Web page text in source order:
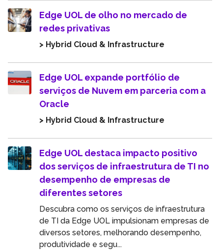
Edge UOL de olho no mercado de
redes privativas
> Hybrid Cloud & Infrastructure
Edge UOL expande portfólio de
serviços de Nuvem em parceria com a
Oracle
> Hybrid Cloud & Infrastructure
Edge UOL destaca impacto positivo
dos serviços de infraestrutura de TI no
desempenho de empresas de
diferentes setores
Descubra como os serviços de infraestrutura
de TI da Edge UOL impulsionam empresas de
diversos setores, melhorando desempenho,
produtividade e segu...